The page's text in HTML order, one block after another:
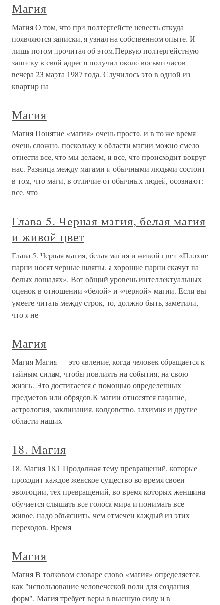
Магия
Магия О том, что при полтергейсте невесть откуда
появляются записки, я узнал на собственном опыте. И
лишь потом прочитал об этом.Первую полтергейстную
записку в свой адрес я получил около восьми часов
вечера 23 марта 1987 года. Случилось это в одной из
квартир на
Магия
Магия Понятие «магия» очень просто, и в то же время
очень сложно, поскольку к области магии можно смело
отнести все, что мы делаем, и все, что происходит вокруг
нас. Разница между магами и обычными людьми состоит
в том, что маги, в отличие от обычных людей, осознают:
все, что
Глава 5. Черная магия, белая магия
и живой цвет
Глава 5. Черная магия, белая магия и живой цвет «Плохие
парни носят черные шляпы, а хорошие парни скачут на
белых лошадях». Вот общий уровень интеллектуальных
оценок в отношении «белой» и «черной» магии. Если вы
умеете читать между строк, то, должно быть, заметили,
что я не
Магия
Магия Магия — это явление, когда человек обращается к
тайным силам, чтобы повлиять на события, на свою
жизнь. Это достигается с помощью определенных
предметов или обрядов.К магии относятся гадание,
астрология, заклинания, колдовство, алхимия и другие
области наших
18. Магия
18. Магия 18.1 Продолжая тему превращений, которые
проходит каждое женское существо во время своей
эволюции, тех превращений, во время которых женщина
обучается слышать все голоса мира и понимать все
живое, надо объяснить, чем отмечен каждый из этих
переходов. Время
Магия
Магия В толковом словаре слово «магия» определяется,
как "использование человеческой воли для создания
форм". Магия требует веры в высшую силу и в